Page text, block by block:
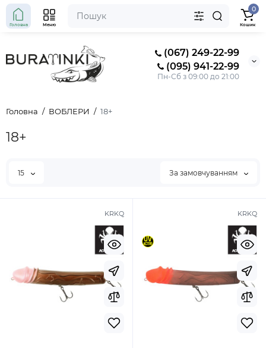
(067) 249-22-99
(095) 941-22-99
Пн-Сб з 09:00 до 21:00
Головна Меню
0
Кошик
Головна ВОБЛЕРИ 18+
18+
15 За замовчуванням
KRKQ KRKQ